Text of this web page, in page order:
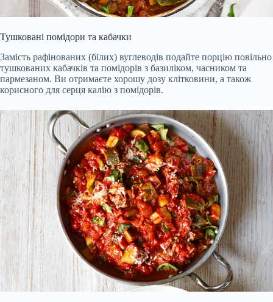
Тушковані помідори та кабачки
Замість рафінованих (білих) вуглеводів подайте порцію повільно
тушкованих кабачків та помідорів з базиліком, часником та
пармезаном. Ви отримаєте хорошу дозу клітковини, а також
корисного для серця калію з помідорів.